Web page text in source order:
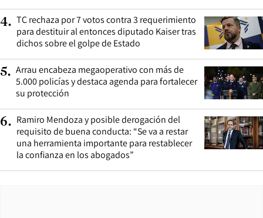
4. TC rechaza por 7 votos contra 3 requerimiento
para destituir al entonces diputado Kaiser tras
dichos sobre el golpe de Estado
5. Arrau encabeza megaoperativo con más de
5.000 policías y destaca agenda para fortalecer
su protección
6. Ramiro Mendoza y posible derogación del
requisito de buena conducta: “Se va a restar
una herramienta importante para restablecer
la confianza en los abogados”